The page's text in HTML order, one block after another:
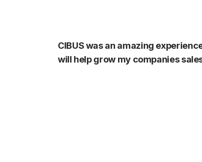
CIBUS was an amazing
will help grow my companies